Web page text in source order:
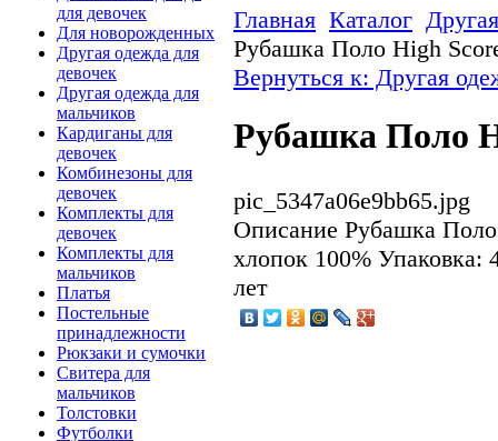
для девочек
Для новорожденных
Другая одежда для
девочек
Другая одежда для
мальчиков
Кардиганы для
девочек
Комбинезоны для
девочек
Комплекты для
девочек
Комплекты для
мальчиков
Платья
Постельные
принадлежности
Рюкзаки и сумочки
Свитера для
мальчиков
Толстовки
Футболки
Главная Каталог
Рубашка Поло High
Вернуться к: Другая
Рубашка Поло
pic_5347a06e9bb65.jpg
Описание Рубашка
хлопок 100%
лет